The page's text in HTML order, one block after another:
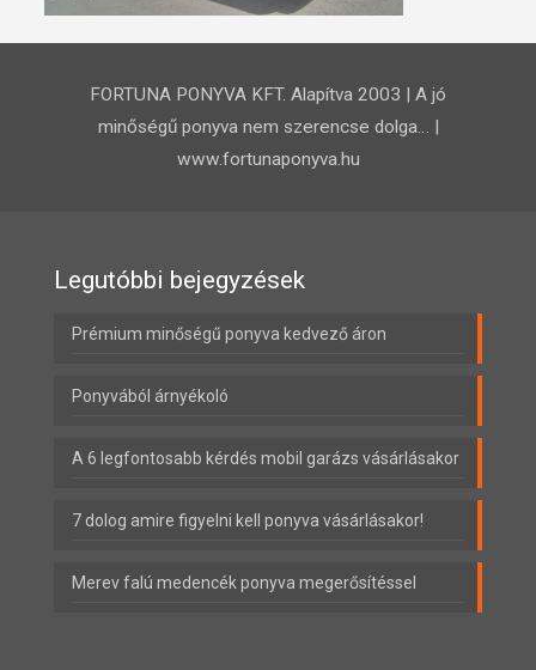
FORTUNA PONYVA KFT. Alapítva 2003 | A jó
minőségű ponyva nem szerencse dolga… |
www.fortunaponyva.hu
Legutóbbi bejegyzések
Prémium minőségű ponyva kedvező áron
Ponyvából árnyékoló
A 6 legfontosabb kérdés mobil garázs vásárlásakor
7 dolog amire figyelni kell ponyva vásárlásakor!
Merev falú medencék ponyva megerősítéssel